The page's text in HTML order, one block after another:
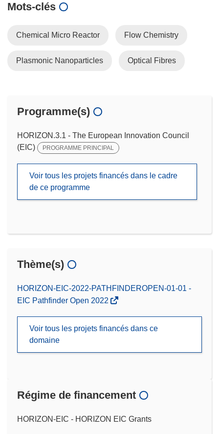
Mots‑clés
Chemical Micro Reactor Flow Chemistry
Plasmonic Nanoparticles Optical Fibres
Programme(s)
HORIZON.3.1 - The European Innovation Council
(EIC)
PROGRAMME PRINCIPAL
Voir tous les projets financés dans le cadre
de ce programme
Thème(s)
HORIZON-EIC-2022-PATHFINDEROPEN-01-01 -
EIC Pathfinder Open 2022
Voir tous les projets financés dans ce
domaine
Régime de financement
HORIZON-EIC - HORIZON EIC Grants